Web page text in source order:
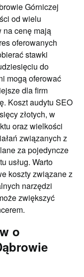
Górniczej
od wielu
na cenę mają
oferowanych
stawki
do
mogą oferować
dla firm
Koszt audytu SEO
złotych, w
oraz wielkości
związanych z
za pojedyncze
usług. Warto
koszty związane z
narzędzi
zwiększyć
o